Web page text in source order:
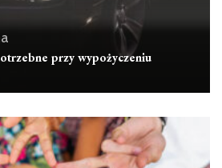
przy wypożyczeniu